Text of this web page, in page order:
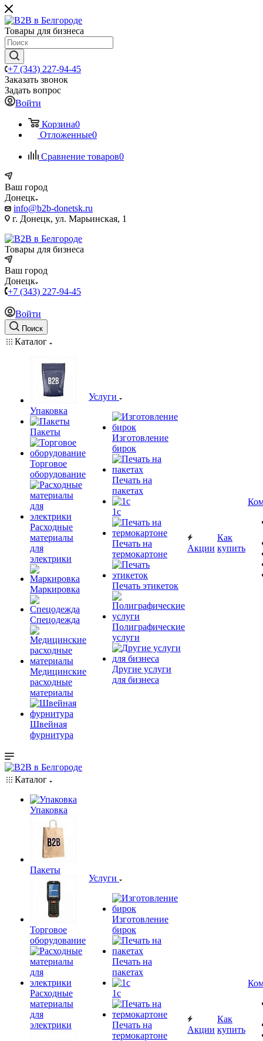
Товары для бизнеса
+7 (343) 227-94-45
Заказать звонок
Задать вопрос
Войти
Корзина0
Отложенные0
Сравнение товаров0
Ваш город
Донецк
info@b2b-donetsk.ru
г. Донецк, ул. Марьинская, 1
Товары для бизнеса
Ваш город
Донецк
+7 (343) 227-94-45
Войти
Поиск
Каталог
Упаковка
Пакеты
Торговое
оборудование
Расходные
материалы
для
электрики
Маркировка
Спецодежда
Медицинские
расходные
материалы
Швейная
фурнитура
Услуги
Изготовление
бирок
Печать на
пакетах
1c
Печать на
термокартоне
Печать этикеток
Полиграфические
услуги
Другие услуги
для бизнеса
Акции
Как
купить
Каталог
Упаковка
Пакеты
Торговое
оборудование
Расходные
материалы
для
электрики
Услуги
Изготовление
бирок
Печать на
пакетах
1c
Печать на
термокартоне
Акции
Как
купить